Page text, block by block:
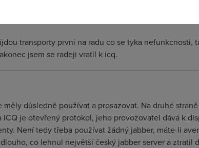
transporty prvni na radu co se tyka nefunkcnosti,
jsem se radeji vratil k icq.
důsledně používat a prosazovat. Na druhé
je otevřený protokol, jeho provozovatel dává k
Není tedy třeba používat žádný jabber, máte-li
co lehnul největší český jabber server a ztratil